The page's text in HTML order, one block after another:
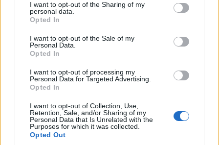
not limited to your visit or usage behaviour. You may click to
grant or deny consent to Google and its third-party tags to
use your data for below specified purposes in below Google
consent section.
I want to opt-out of the Sharing of my
personal data.
Opted In
I want to opt-out of the Sale of my
Personal Data.
Opted In
I want to opt-out of processing my
Personal Data for Targeted Advertising.
Opted In
I want to opt-out of Collection, Use,
Retention, Sale, and/or Sharing of my
Personal Data that Is Unrelated with the
Purposes for which it was collected.
Opted Out
Guida agli investimenti: ETF, diversificazione e scenari globali
nel 2026
Francesca Spadaro · 8 Ago 2026
QUOTAZIONI CRYPTO
Eureka Bridged PAX
Gold (Terra